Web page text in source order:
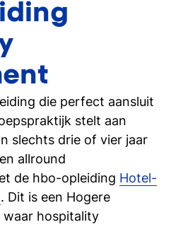
die perfect aansluit
stelt aan
slechts drie of vier jaar
allround
de hbo-opleiding Hotel-
. Dit is een Hogere
hospitality